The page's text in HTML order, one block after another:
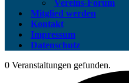
Vereins-Forum
Mitglied werden
Kontakt
Impressum
Datenschutz
0 Veranstaltungen gefunden.